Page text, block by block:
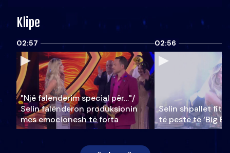
Klipe
02:57
"Një falenderim special për…"/
Selin falënderon produksionin
mes emocionesh të forta
02:56
Selin shpallet
të pestë të ‘Big